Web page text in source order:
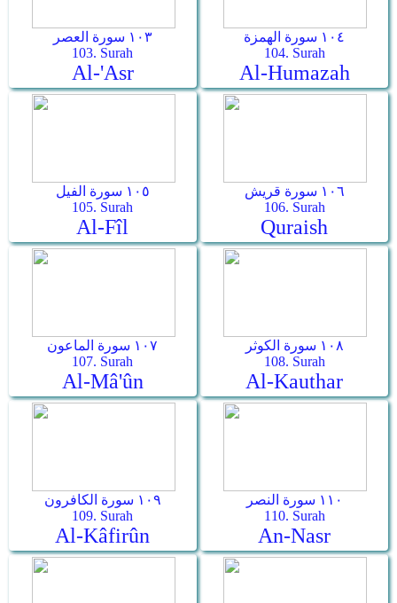
١٠٣ سورة العصر
103. Surah
Al-'Asr
١٠٤ سورة الهمزة
104. Surah
Al-Humazah
١٠٥ سورة الفيل
105. Surah
Al-Fîl
١٠٦ سورة قريش
106. Surah
Quraish
١٠٧ سورة الماعون
107. Surah
Al-Mâ'ûn
١٠٨ سورة الكوثر
108. Surah
Al-Kauthar
١٠٩ سورة الكافرون
109. Surah
Al-Kâfirûn
١١٠ سورة النصر
110. Surah
An-Nasr